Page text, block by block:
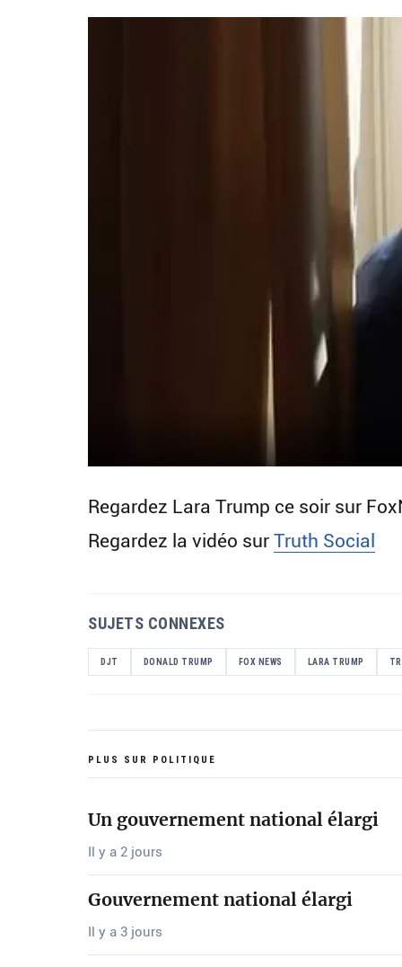
Regardez Lara Trump ce soir sur
Regardez la vidéo sur Truth Social
SUJETS CONNEXES
DJT DONALD TRUMP FOX NEWS LARA TRUMP
PLUS SUR POLITIQUE
Un gouvernement national élargi
Il y a 2 jours
Gouvernement national élargi
Il y a 3 jours